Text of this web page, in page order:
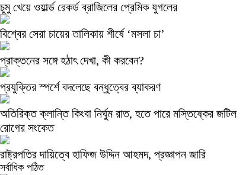
চুমু খেয়ে ওয়ার্ল্ড রেকর্ড ব্রাজিলের প্রেমিক যুগলের
বিশ্বের সেরা চায়ের তালিকায় শীর্ষে ‘মসলা চা’
প্রাক্তনের সঙ্গে হঠাৎ দেখা, কী করবেন?
প্রযুক্তির স্পর্শে বদলেছে বন্ধুত্বের ব্যাকরণ
অতিরিক্ত ক্লান্তি কিংবা নির্ঘুম রাত, হতে পারে মস্তিষ্কের জটিল
রোগের সংকেত
রাষ্ট্রপতির দায়িত্বে হাফিজ উদ্দিন আহমদ, প্রজ্ঞাপন জারি
সর্বাধিক পঠিত